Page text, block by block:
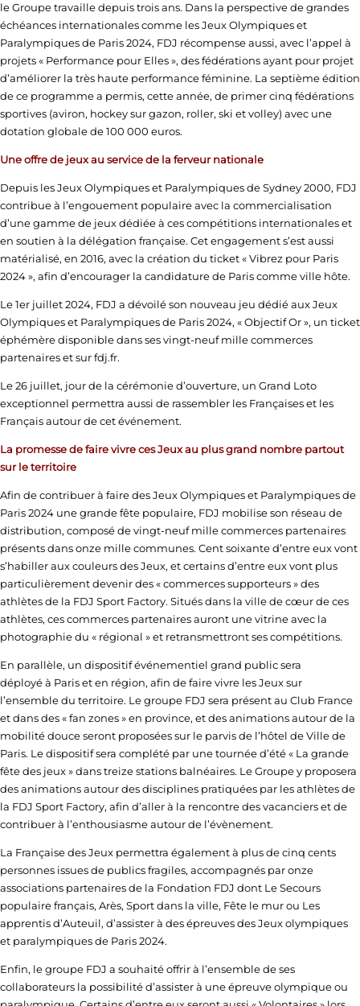
le Groupe travaille depuis trois ans. Dans la perspective de grandes
échéances internationales comme les Jeux Olympiques et
Paralympiques de Paris 2024, FDJ récompense aussi, avec l’appel à
projets « Performance pour Elles », des fédérations ayant pour projet
d’améliorer la très haute performance féminine. La septième édition
de ce programme a permis, cette année, de primer cinq fédérations
sportives (aviron, hockey sur gazon, roller, ski et volley) avec une
dotation globale de 100 000 euros.
Une offre de jeux au service de la ferveur nationale
Depuis les Jeux Olympiques et Paralympiques de Sydney 2000, FDJ
contribue à l’engouement populaire avec la commercialisation
d’une gamme de jeux dédiée à ces compétitions internationales et
en soutien à la délégation française. Cet engagement s’est aussi
matérialisé, en 2016, avec la création du ticket « Vibrez pour Paris
2024 », afin d’encourager la candidature de Paris comme ville hôte.
Le 1er juillet 2024, FDJ a dévoilé son nouveau jeu dédié aux Jeux
Olympiques et Paralympiques de Paris 2024, « Objectif Or », un ticket
éphémère disponible dans ses vingt-neuf mille commerces
partenaires et sur fdj.fr.
Le 26 juillet, jour de la cérémonie d’ouverture, un Grand Loto
exceptionnel permettra aussi de rassembler les Françaises et les
Français autour de cet événement.
La promesse de faire vivre ces Jeux au plus grand nombre partout
sur le territoire
Afin de contribuer à faire des Jeux Olympiques et Paralympiques de
Paris 2024 une grande fête populaire, FDJ mobilise son réseau de
distribution, composé de vingt-neuf mille commerces partenaires
présents dans onze mille communes. Cent soixante d’entre eux vont
s’habiller aux couleurs des Jeux, et certains d’entre eux vont plus
particulièrement devenir des « commerces supporteurs » des
athlètes de la FDJ Sport Factory. Situés dans la ville de cœur de ces
athlètes, ces commerces partenaires auront une vitrine avec la
photographie du « régional » et retransmettront ses compétitions.
En parallèle, un dispositif événementiel grand public sera
déployé à Paris et en région, afin de faire vivre les Jeux sur
l’ensemble du territoire. Le groupe FDJ sera présent au Club France
et dans des « fan zones » en province, et des animations autour de la
mobilité douce seront proposées sur le parvis de l’hôtel de Ville de
Paris. Le dispositif sera complété par une tournée d’été « La grande
fête des jeux » dans treize stations balnéaires. Le Groupe y proposera
des animations autour des disciplines pratiquées par les athlètes de
la FDJ Sport Factory, afin d’aller à la rencontre des vacanciers et de
contribuer à l’enthousiasme autour de l’évènement.
La Française des Jeux permettra également à plus de cinq cents
personnes issues de publics fragiles, accompagnés par onze
associations partenaires de la Fondation FDJ dont Le Secours
populaire français, Arès, Sport dans la ville, Fête le mur ou Les
apprentis d’Auteuil, d’assister à des épreuves des Jeux olympiques
et paralympiques de Paris 2024.
Enfin, le groupe FDJ a souhaité offrir à l’ensemble de ses
collaborateurs la possibilité d’assister à une épreuve olympique ou